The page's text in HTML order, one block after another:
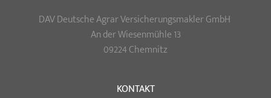
DAV Deutsche Agrar Versicherungsmakler GmbH
An der Wiesenmühle 13
09224 Chemnitz
KONTAKT